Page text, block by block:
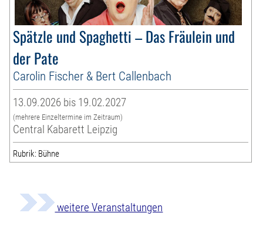
Spätzle und Spaghetti – Das Fräulein und
der Pate
Carolin Fischer & Bert Callenbach
13.09.2026 bis 19.02.2027
(mehrere Einzeltermine im Zeitraum)
Central Kabarett Leipzig
Rubrik: Bühne
weitere Veranstaltungen